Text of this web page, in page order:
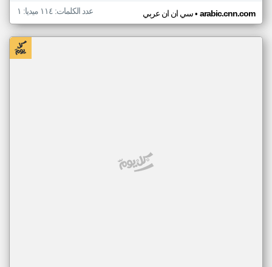
سي ان ان عربي• arabic.cnn.com عدد الكلمات: ١١٤ ميديا: ١